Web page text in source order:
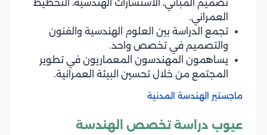
تصميم المباني، الاستشارات الهندسية، التخطيط
العمراني.
تجمع الدراسة بين العلوم الهندسية والفنون
والتصميم في تخصص واحد.
يساهمون المهندسون المعماريون في تطوير
المجتمع من خلال تحسين البيئة العمرانية.
ماجستير الهندسة المدنية
عيوب دراسة تخصص الهندسة